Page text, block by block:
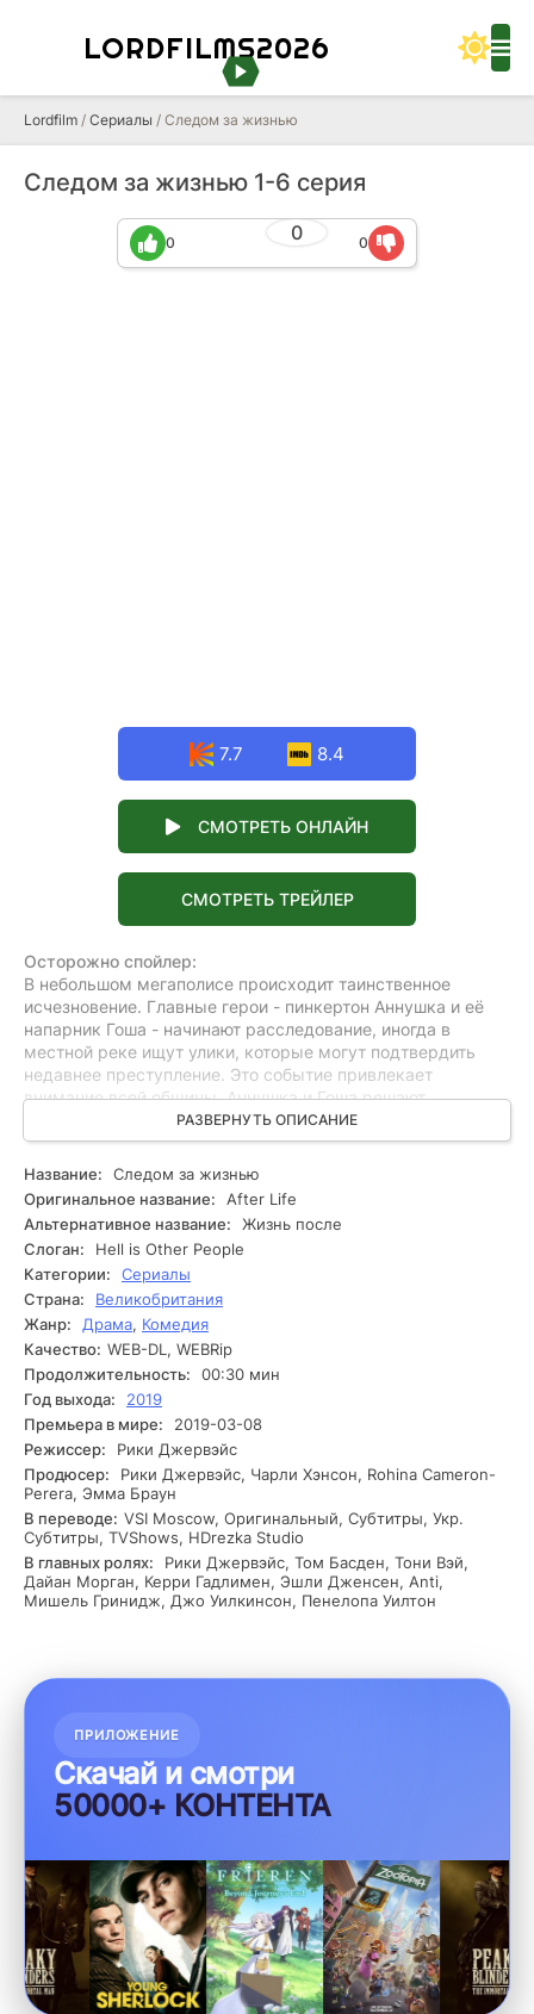
LORDFILMS2026
Lordfilm / Сериалы / Следом за жизнью
Следом за жизнью 1-6 серия
0
0 0
7.7 8.4
СМОТРЕТЬ ОНЛАЙН
СМОТРЕТЬ ТРЕЙЛЕР
Осторожно спойлер:
В небольшом мегаполисе происходит таинственное
исчезновение. Главные герои - пинкертон Аннушка и её
напарник Гоша - начинают расследование, иногда в
местной реке ищут улики, которые могут подтвердить
недавнее преступление. Это событие привлекает
внимание всей общины. Аннушка и Гоша решают
выяснить, что произошло, и начинают опрашивать
свидетелей, собирая фрагменты информации, которые
могут помочь в раскрытии дела. По мере продвижения
следствия сыщики сталкиваются с множеством
препятствий. Улики ведут их к запутанным связям между
жителями города, которые скрывают свои тайны. В
результате появляется множество подозреваемых, и
каждая новая находка лишь усложняет ситуацию. В
какой-то момент Аннушка находит неожиданную связь
между исчезновением и событиями, произошедшими,
казалось бы, много лет назад, что ставит под сомнение
все их предположения. На этом этапе сюжет принимает
непредсказуемый поворот, и сыщики понимают, что кто-
то из их близкого окружения может быть замешан в этом
деле.
РАЗВЕРНУТЬ ОПИСАНИЕ
Название:
Следом за жизнью
Оригинальное название:
After Life
Альтернативное название:
Жизнь после
Слоган:
Hell is Other People
Категории:
Сериалы
Страна:
Великобритания
Жанр:
Драма, Комедия
Качество: WEB-DL, WEBRip
Продолжительность:
00:30 мин
Год выхода:
2019
Премьера в мире:
2019-03-08
Режиссер:
Рики Джервэйс
Продюсер:
Рики Джервэйс, Чарли Хэнсон, Rohina Cameron-
Perera, Эмма Браун
В переводе: VSI Moscow, Оригинальный, Субтитры, Укр.
Субтитры, TVShows, HDrezka Studio
В главных ролях:
Рики Джервэйс, Том Басден, Тони Вэй,
Дайан Морган, Керри Гадлимен, Эшли Дженсен, Anti,
Мишель Гринидж, Джо Уилкинсон, Пенелопа Уилтон
ПРИЛОЖЕНИЕ
Скачай и смотри
50000+ КОНТЕНТА